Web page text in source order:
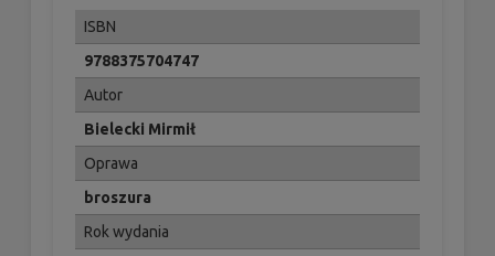
ISBN
9788375704747
Autor
Bielecki Mirmił
Oprawa
broszura
Rok wydania